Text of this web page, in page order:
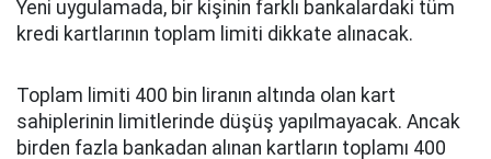
Yeni uygulamada, bir kişinin farklı bankalardaki tüm
kredi kartlarının toplam limiti dikkate alınacak.
Toplam limiti 400 bin liranın altında olan kart
sahiplerinin limitlerinde düşüş yapılmayacak. Ancak
birden fazla bankadan alınan kartların toplamı 400